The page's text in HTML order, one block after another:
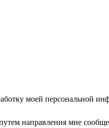
моей персональной
направления мне